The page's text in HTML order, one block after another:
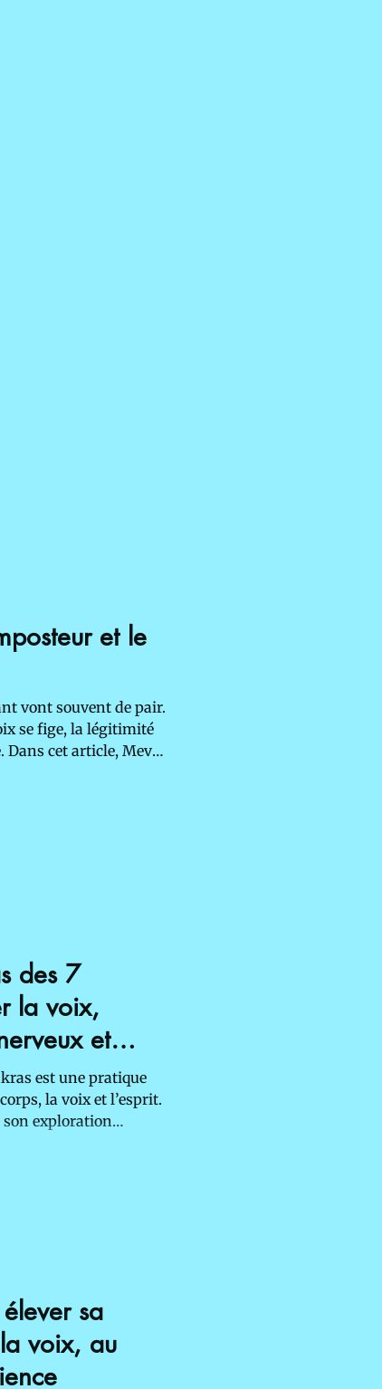
et le
vont souvent de pair.
se fige, la légitimité
Dans cet article, Meva
des 7
la voix,
et
est une pratique
la voix et l’esprit.
son exploration
sa
voix, au